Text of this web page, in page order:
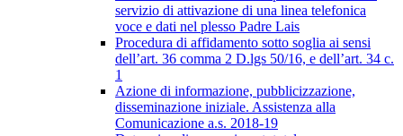
servizio di attivazione di una linea telefonica
voce e dati nel plesso Padre Lais
Procedura di affidamento sotto soglia ai sensi
dell’art. 36 comma 2 D.lgs 50/16, e dell’art. 34 c.
1
Azione di informazione, pubblicizzazione,
disseminazione iniziale. Assistenza alla
Comunicazione a.s. 2018-19